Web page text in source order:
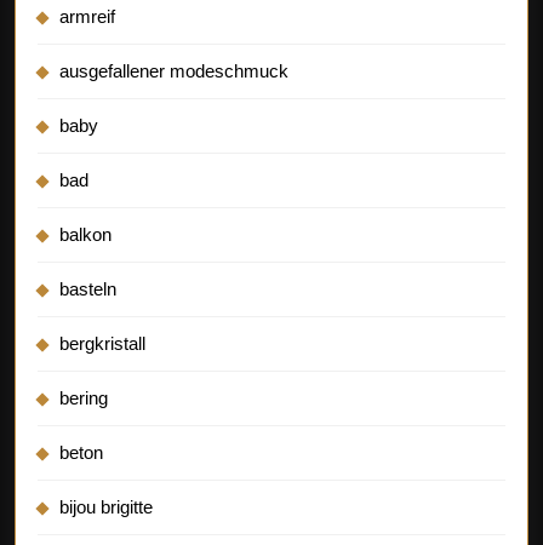
armreif
ausgefallener modeschmuck
baby
bad
balkon
basteln
bergkristall
bering
beton
bijou brigitte